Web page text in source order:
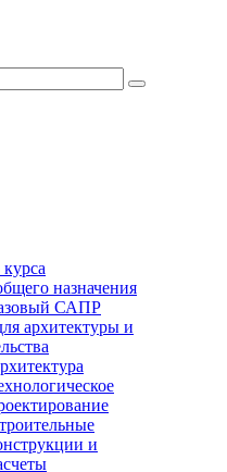
назначения
САПР
архитектуры и
и